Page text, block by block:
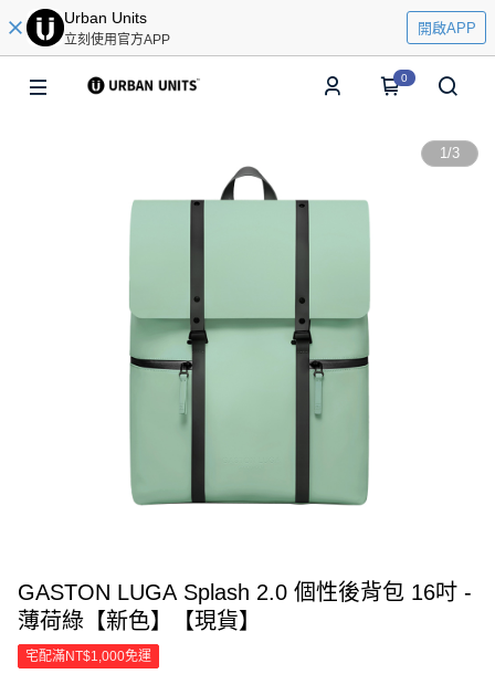
Urban Units
立刻使用官方APP
開啟APP
0
1/3
GASTON LUGA Splash 2.0 個性後背包 16吋 -
薄荷綠【新色】【現貨】
宅配滿NT$1,000免運